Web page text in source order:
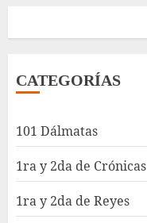
CATEGORÍAS
101 Dálmatas
1ra y 2da de Crónicas
1ra y 2da de Reyes